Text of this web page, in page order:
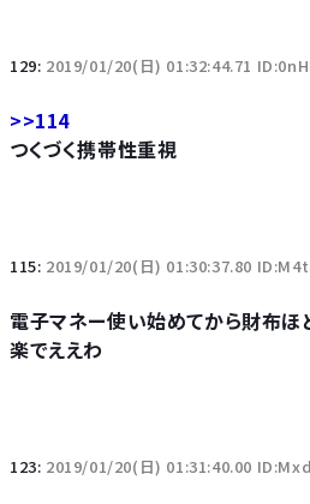
129: 2019/01/20(日) 01:32:44.71
>>114
つくづく携帯性重視
115: 2019/01/20(日) 01:30:37.80
電子マネー使い始めてから財布ほ
楽でええわ
123: 2019/01/20(日) 01:31:40.00